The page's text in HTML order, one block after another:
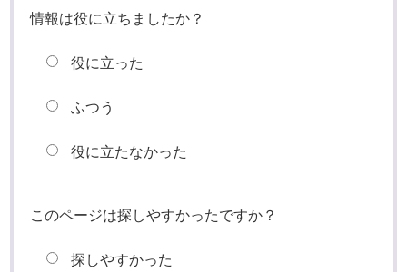
情報は役に立ちましたか？
役に立った
ふつう
役に立たなかった
このページは探しやすかったですか？
探しやすかった